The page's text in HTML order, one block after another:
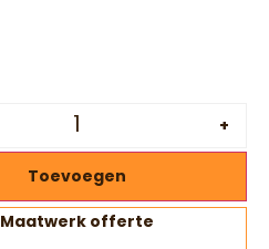
+
Toevoegen
Maatwerk offerte